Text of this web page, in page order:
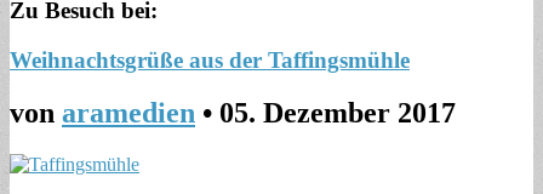
Zu Besuch bei:
Weihnachtsgrüße aus der Taffingsmühle
von aramedien • 05. Dezember 2017